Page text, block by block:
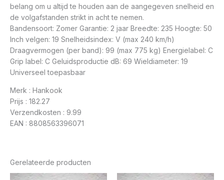
belang om u altijd te houden aan de aangegeven snelheid en
de volgafstanden strikt in acht te nemen.
Bandensoort: Zomer Garantie: 2 jaar Breedte: 235 Hoogte: 50
Inch velgen: 19 Snelheidsindex: V (max 240 km/h)
Draagvermogen (per band): 99 (max 775 kg) Energielabel: C
Grip label: C Geluidsproductie dB: 69 Wieldiameter: 19
Universeel toepasbaar
Merk : Hankook
Prijs : 182.27
Verzendkosten : 9.99
EAN : 8808563396071
Gerelateerde producten